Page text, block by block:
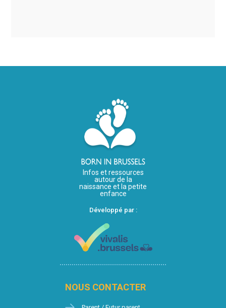
Infos et ressources
autour de la
naissance et la petite
enfance
Développé par :
NOUS CONTACTER